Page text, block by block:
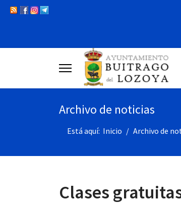
Archivo de noticias
Está aquí: Inicio Archivo de
Clases